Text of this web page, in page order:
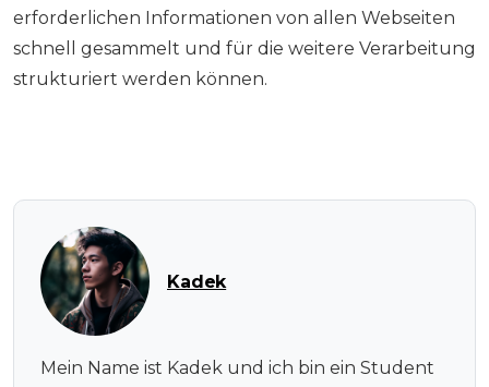
erforderlichen Informationen von allen Webseiten
schnell gesammelt und für die weitere Verarbeitung
strukturiert werden können.
Kadek
Mein Name ist Kadek und ich bin ein Student